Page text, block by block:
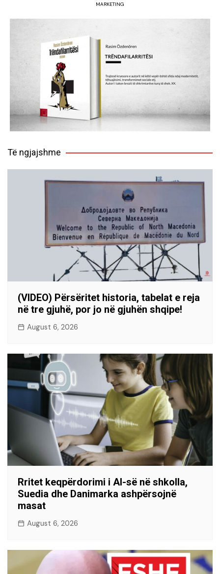
MARKETING
Të ngjajshme
(VIDEO) Përsëritet historia, tabelat e reja
në tre gjuhë, por jo në gjuhën shqipe!
August 6, 2026
Rritet keqpërdorimi i AI-së në shkolla,
Suedia dhe Danimarka ashpërsojnë
masat
August 6, 2026